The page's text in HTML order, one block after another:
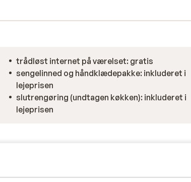
trådløst internet på værelset: gratis
sengelinned og håndklædepakke: inkluderet i
lejeprisen
slutrengøring (undtagen køkken): inkluderet i
lejeprisen